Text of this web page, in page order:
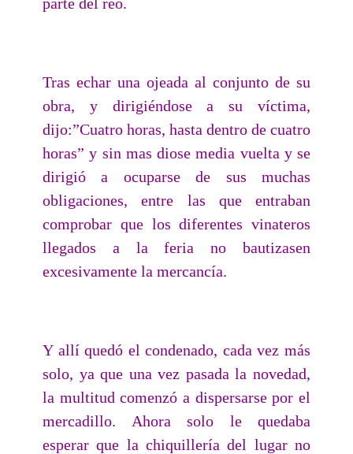
Tras echar una ojeada al conjunto de su
obra, y dirigiéndose a su víctima,
dijo:”Cuatro horas, hasta dentro de cuatro
horas” y sin mas diose media vuelta y se
dirigió a ocuparse de sus muchas
obligaciones, entre las que entraban
comprobar que los diferentes vinateros
llegados a la feria no bautizasen
excesivamente la mercancía.
Y allí quedó el condenado, cada vez más
solo, ya que una vez pasada la novedad,
la multitud comenzó a dispersarse por el
mercadillo. Ahora solo le quedaba
esperar que la chiquillería del lugar no